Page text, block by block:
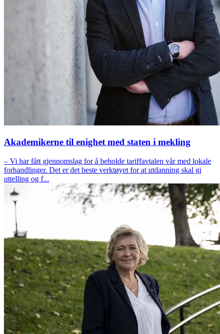
Akademikerne til enighet med staten i mekling
– Vi har fått gjennomslag for å beholde tariffavtalen vår med lokale
forhandlinger. Det er det beste verktøyet for at utdanning skal gi
uttelling og f...